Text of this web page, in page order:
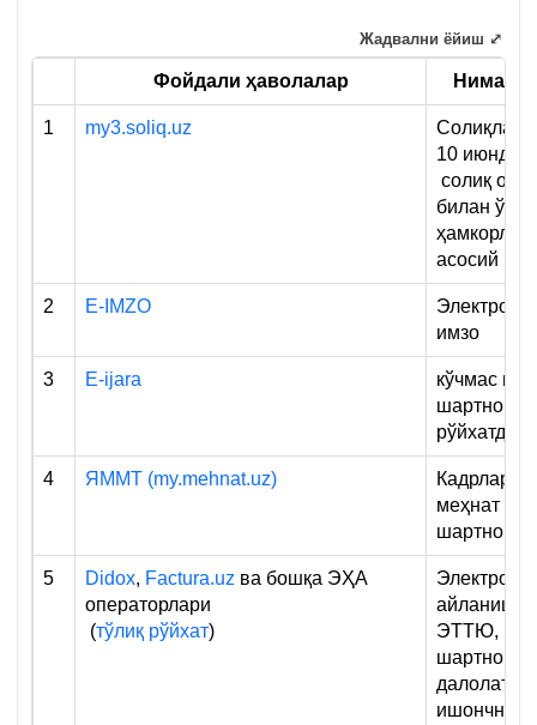
Фойдали ҳаволалар Нима
1 my3.soliq.uz
Солиқлар,
10
солиқ
билан
асосий
2 E-IMZO
Электрон
имзо
3 E-ijara
кўчмас
рўйхатдан
4 ЯММТ (my.mehnat.uz)
Кадрлар
меҳнат
5 Didox, Factura.uz ва бошқа ЭҲА
операторлари
(тўлиқ рўйхат)
Электрон
ЭТТЮ,
Жадвални ёйиш ⤢